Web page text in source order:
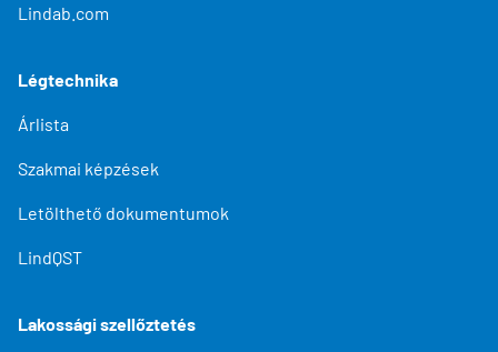
Lindab.com
Légtechnika
Árlista
Szakmai képzések
Letölthető dokumentumok
LindQST
Lakossági szellőztetés